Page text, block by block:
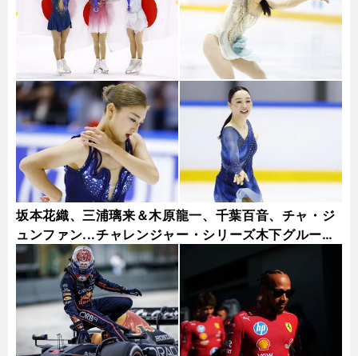
坂本花織、三浦璃来＆木原龍一、千葉百音、チャ・ジ
ュンファン...チャレンジャー・シリーズ木下グループ
杯フォトギャラリー